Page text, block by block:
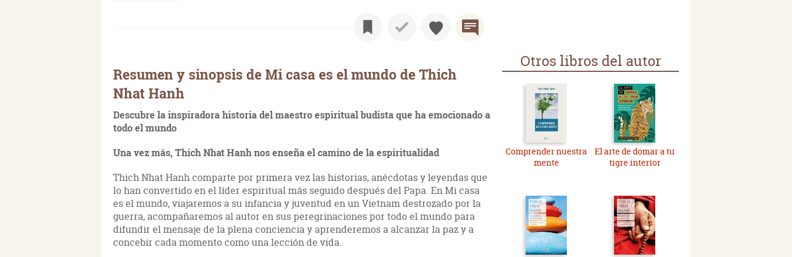
Resumen y sinopsis de Mi casa es el mundo de Thich
Nhat Hanh
Descubre la inspiradora historia del maestro espiritual budista que ha emocionado a
todo el mundo
Una vez más, Thich Nhat Hanh nos enseña el camino de la espiritualidad
Thich Nhat Hanh comparte por primera vez las historias, anécdotas y leyendas que
lo han convertido en el líder espiritual más seguido después del Papa. En Mi casa
es el mundo, viajaremos a su infancia y juventud en un Vietnam destrozado por la
guerra, acompañaremos al autor en sus peregrinaciones por todo el mundo para
difundir el mensaje de la plena conciencia y aprenderemos a alcanzar la paz y a
concebir cada momento como una lección de vida.
Otros libros del autor
Comprender nuestra
mente
El arte de domar a tu
tigre interior